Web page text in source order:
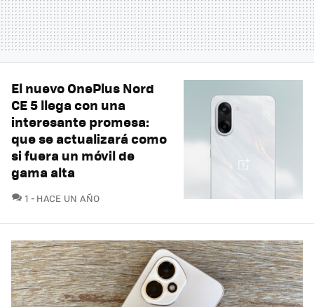
El nuevo OnePlus Nord
CE 5 llega con una
interesante promesa:
que se actualizará como
si fuera un móvil de
gama alta
1 COMENTARIOS
HACE UN AÑO